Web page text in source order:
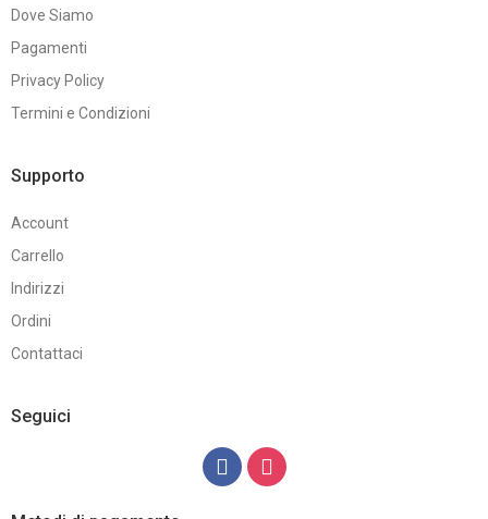
Dove Siamo
Pagamenti
Privacy Policy
Termini e Condizioni
Supporto
Account
Carrello
Indirizzi
Ordini
Contattaci
Seguici